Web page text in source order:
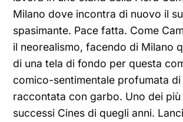
Milano dove incontra di nuovo il
spasimante. Pace fatta. Come
il neorealismo, facendo di Milano
di una tela di fondo per questa
comico-sentimentale profumata
raccontata con garbo. Uno dei
successi Cines di quegli anni.